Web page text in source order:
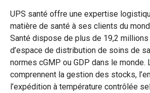
UPS santé offre une expertise
matière de santé à ses clients du
Santé dispose de plus de 19,2
d’espace de distribution de soins de
normes cGMP ou GDP dans le monde.
comprennent la gestion des stocks,
l’expédition à température contrôlée